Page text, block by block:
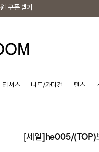
쿠폰 받기
티셔츠 니트/가디건 팬츠
[세일]he005/(TOP)